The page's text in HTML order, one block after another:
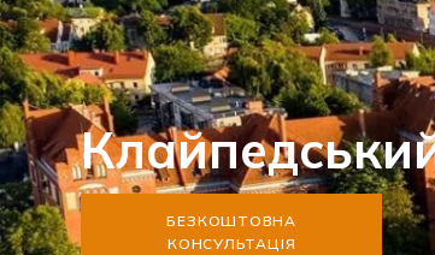
БЕЗКОШТОВНА
КОНСУЛЬТАЦІЯ